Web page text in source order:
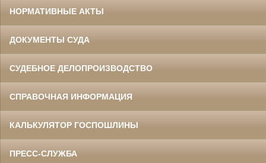
НОРМАТИВНЫЕ АКТЫ
ДОКУМЕНТЫ СУДА
СУДЕБНОЕ ДЕЛОПРОИЗВОДСТВО
СПРАВОЧНАЯ ИНФОРМАЦИЯ
КАЛЬКУЛЯТОР ГОСПОШЛИНЫ
ПРЕСС-СЛУЖБА